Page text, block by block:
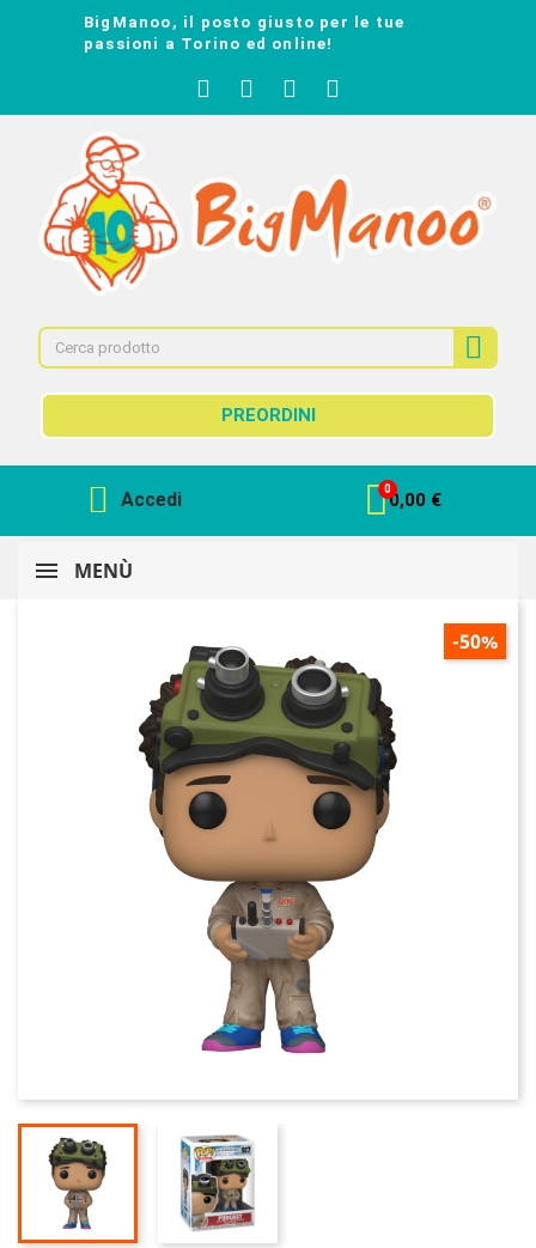
BigManoo, il posto giusto per le tue
passioni a Torino ed online!
PREORDINI
Accedi 0,00 €
MENÙ
-50%